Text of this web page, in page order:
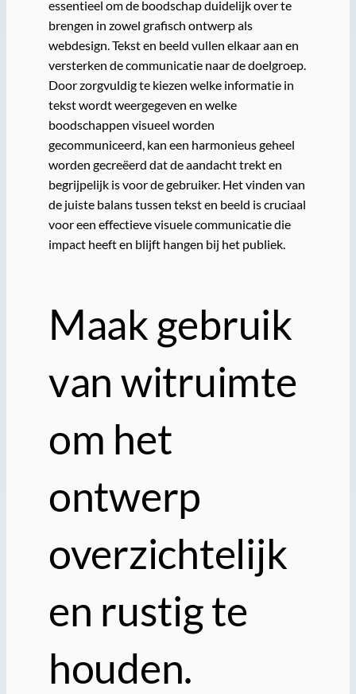
essentieel om de boodschap duidelijk over te
brengen in zowel grafisch ontwerp als
webdesign. Tekst en beeld vullen elkaar aan en
versterken de communicatie naar de doelgroep.
Door zorgvuldig te kiezen welke informatie in
tekst wordt weergegeven en welke
boodschappen visueel worden
gecommuniceerd, kan een harmonieus geheel
worden gecreëerd dat de aandacht trekt en
begrijpelijk is voor de gebruiker. Het vinden van
de juiste balans tussen tekst en beeld is cruciaal
voor een effectieve visuele communicatie die
impact heeft en blijft hangen bij het publiek.
Maak gebruik
van witruimte
om het
ontwerp
overzichtelijk
en rustig te
houden.